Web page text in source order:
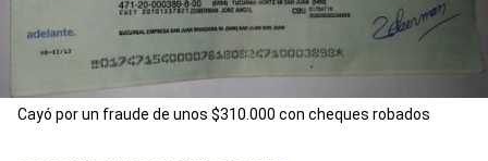
Cayó por un fraude de unos $310.000 con cheques robados